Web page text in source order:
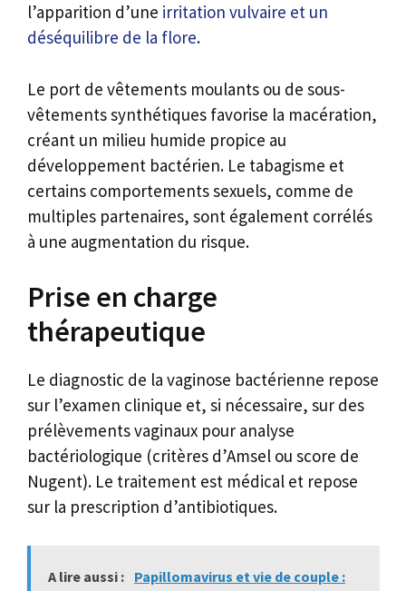
l’apparition d’une irritation vulvaire et un
déséquilibre de la flore.
Le port de vêtements moulants ou de sous-
vêtements synthétiques favorise la macération,
créant un milieu humide propice au
développement bactérien. Le tabagisme et
certains comportements sexuels, comme de
multiples partenaires, sont également corrélés
à une augmentation du risque.
Prise en charge
thérapeutique
Le diagnostic de la vaginose bactérienne repose
sur l’examen clinique et, si nécessaire, sur des
prélèvements vaginaux pour analyse
bactériologique (critères d’Amsel ou score de
Nugent). Le traitement est médical et repose
sur la prescription d’antibiotiques.
A lire aussi : Papillomavirus et vie de couple :